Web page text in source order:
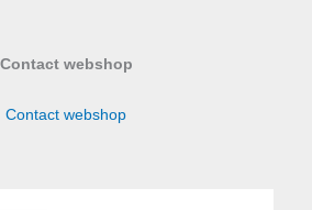
Contact webshop
Contact webshop